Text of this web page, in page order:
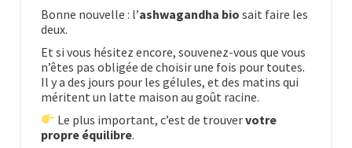
Bonne nouvelle : l’ashwagandha bio sait faire les
deux.
Et si vous hésitez encore, souvenez-vous que vous
n’êtes pas obligée de choisir une fois pour toutes.
Il y a des jours pour les gélules, et des matins qui
méritent un latte maison au goût racine.
Le plus important, c’est de trouvervotre
propre équilibre.